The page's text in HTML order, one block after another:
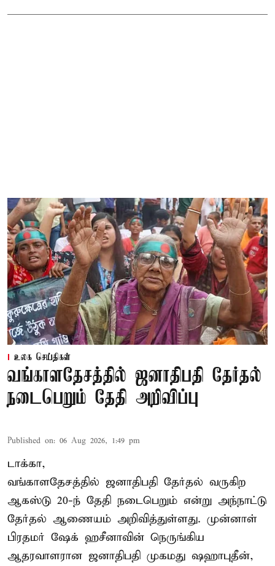
உலக செய்திகள்
வங்காளதேசத்தில் ஜனாதிபதி தேர்தல்
நடைபெறும் தேதி அறிவிப்பு
Published on: 06 Aug 2026, 1:49 pm
டாக்கா,
வங்காளதேசத்தில் ஜனாதிபதி தேர்தல் வருகிற
ஆகஸ்டு 20-ந் தேதி நடைபெறும் என்று அந்நாட்டு
தேர்தல் ஆணையம் அறிவித்துள்ளது. முன்னாள்
பிரதமர் ஷேக் ஹசீனாவின் நெருங்கிய
ஆதரவாளரான ஜனாதிபதி முகமது ஷஹாபுதீன்,